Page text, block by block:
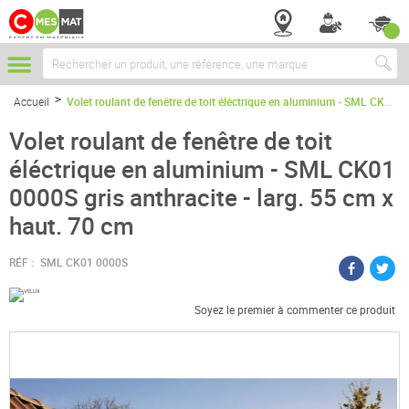
Chercher
Accueil Volet roulant de fenêtre de toit éléctrique en aluminium - SML CK01 0000S gris anthracite - larg. 55 cm x haut. 70 cm
Volet roulant de fenêtre de toit
éléctrique en aluminium - SML CK01
0000S gris anthracite - larg. 55 cm x
haut. 70 cm
RÉF : SML CK01 0000S
Soyez le premier à commenter ce produit
Passer
galerie